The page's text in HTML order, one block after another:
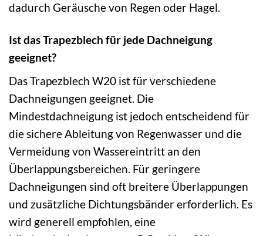
dadurch Geräusche von Regen oder Hagel.
Ist das Trapezblech für jede Dachneigung
geeignet?
Das Trapezblech W20 ist für verschiedene
Dachneigungen geeignet. Die
Mindestdachneigung ist jedoch entscheidend für
die sichere Ableitung von Regenwasser und die
Vermeidung von Wassereintritt an den
Überlappungsbereichen. Für geringere
Dachneigungen sind oft breitere Überlappungen
und zusätzliche Dichtungsbänder erforderlich. Es
wird generell empfohlen, eine